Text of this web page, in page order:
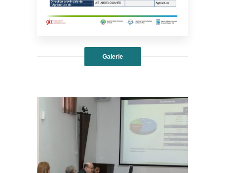
Galerie